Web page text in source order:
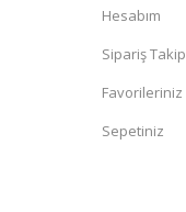
Hesabım
Sipariş Takip
Favorileriniz
Sepetiniz